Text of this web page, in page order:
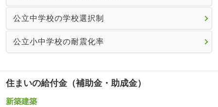
公立中学校の学校選択制
公立小中学校の耐震化率
住まいの給付金（補助金・助成金）
新築建築